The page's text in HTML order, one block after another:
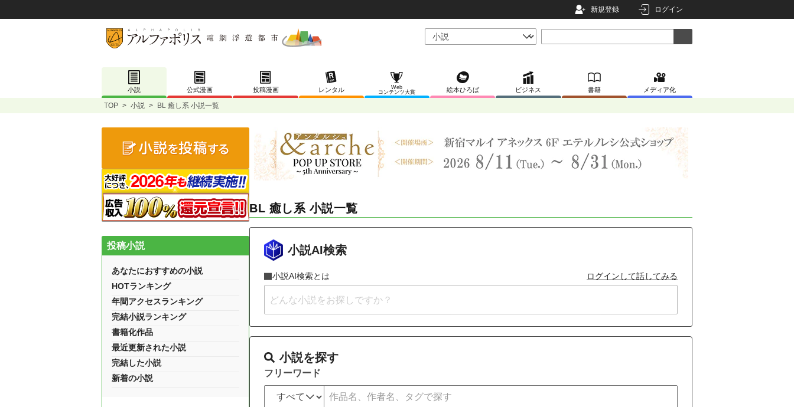
新規登録 ログイン
小説 公式漫画 投稿漫画 レンタル
Web
コンテンツ大賞
絵本ひろば ビジネス 書籍 メディア化
TOP > 小説 > BL 癒し系 小説一覧
BL 癒し系 小説一覧
小説AI検索
小説AI検索とは ログインして話してみる
小説を探す
フリーワード
投稿小説
あなたにおすすめの小説
HOTランキング
年間アクセスランキング
完結小説ランキング
書籍化作品
最近更新された小説
完結した小説
新着の小説